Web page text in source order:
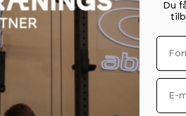
slidstærke og robuste bumper
mm huldiameter).
og har samme diameter uanset
og er testet til hele 10.000 drop.
i midten samt en farvet silikone-
og hurtigt at identificere vægten.
Du
Email